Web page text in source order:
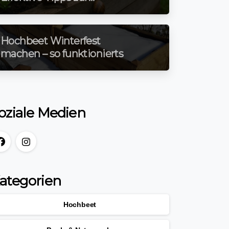
Bekämpfung und
Vorbeugung!
Hochbeet Winterfest
machen – so funktionierts
Medien
Hochbeet